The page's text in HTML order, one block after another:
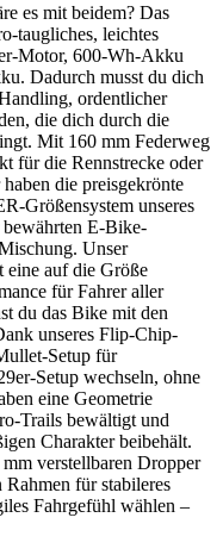
es mit beidem? Das
taugliches, leichtes
Motor, 600-Wh-Akku
Dadurch musst du dich
ordentlicher
die dich durch die
Mit 160 mm Federweg
für die Rennstrecke oder
die preisgekrönte
Größensystem unseres
E-Bike-
Unser
eine auf die Größe
für Fahrer aller
du das Bike mit den
unseres Flip-Chip-
Setup für
Setup wechseln, ohne
eine Geometrie
Trails bewältigt und
Charakter beibehält.
verstellbaren Dropper
für stabileres
Fahrgefühl wählen –